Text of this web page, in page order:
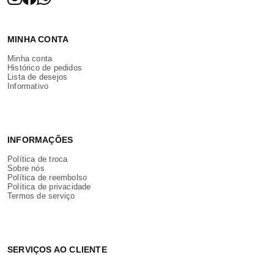
MINHA CONTA
Minha conta
Histórico de pedidos
Lista de desejos
Informativo
INFORMAÇÕES
Política de troca
Sobre nós
Política de reembolso
Política de privacidade
Termos de serviço
SERVIÇOS AO CLIENTE